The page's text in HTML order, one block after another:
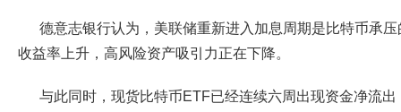
德意志银行认为，美联储重新进入加息周期是比特币承
收益率上升，高风险资产吸引力正在下降。
与此同时，现货比特币ETF已经连续六周出现资金净流